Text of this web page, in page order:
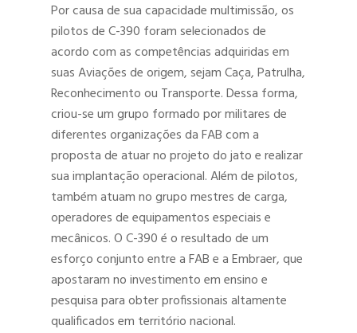
Por causa de sua capacidade multimissão, os
pilotos de C-390 foram selecionados de
acordo com as competências adquiridas em
suas Aviações de origem, sejam Caça, Patrulha,
Reconhecimento ou Transporte. Dessa forma,
criou-se um grupo formado por militares de
diferentes organizações da FAB com a
proposta de atuar no projeto do jato e realizar
sua implantação operacional. Além de pilotos,
também atuam no grupo mestres de carga,
operadores de equipamentos especiais e
mecânicos. O C-390 é o resultado de um
esforço conjunto entre a FAB e a Embraer, que
apostaram no investimento em ensino e
pesquisa para obter profissionais altamente
qualificados em território nacional.